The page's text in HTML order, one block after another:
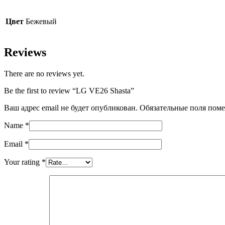
Цвет Бежевый
Reviews
There are no reviews yet.
Be the first to review “LG VE26 Shasta”
Ваш адрес email не будет опубликован. Обязательные поля
Name *
Email *
Your rating *